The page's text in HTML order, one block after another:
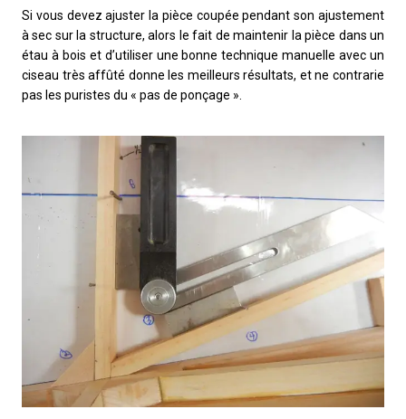
Si vous devez ajuster la pièce coupée pendant son ajustement
à sec sur la structure, alors le fait de maintenir la pièce dans un
étau à bois et d’utiliser une bonne technique manuelle avec un
ciseau très affûté donne les meilleurs résultats, et ne contrarie
pas les puristes du « pas de ponçage ».